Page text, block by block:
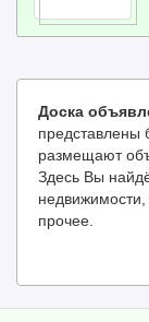
Доска
представлены
размещают
Здесь Вы
недвижимости,
прочее.